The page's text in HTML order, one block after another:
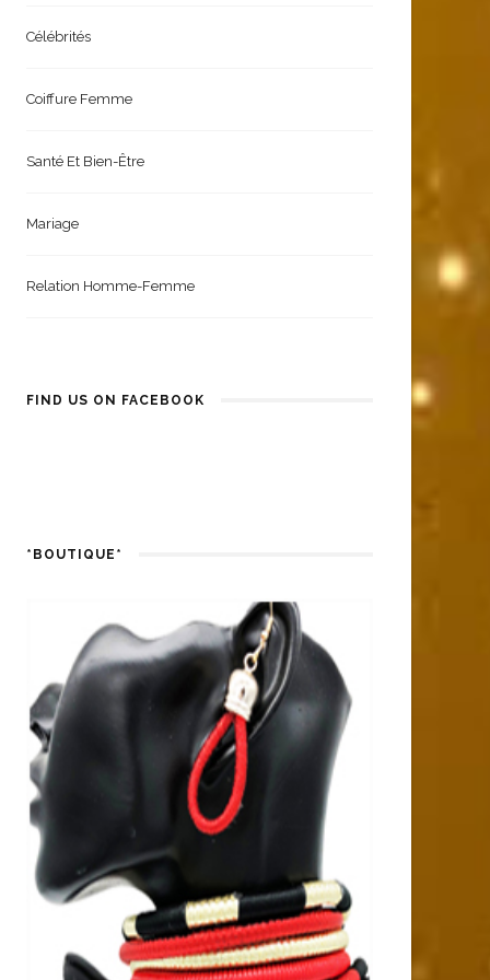
Célébrités
Coiffure Femme
Santé Et Bien-Être
Mariage
Relation Homme-Femme
FIND US ON FACEBOOK
*BOUTIQUE*